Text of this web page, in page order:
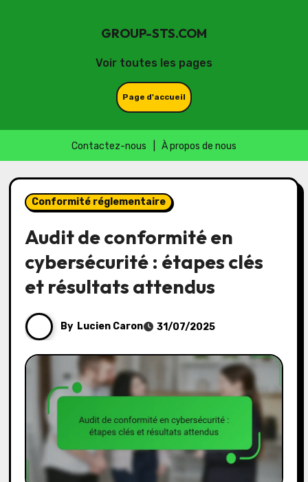
Voir toutes les pages
GROUP-STS.COM
Page d'accueil
Contactez-nous À propos de nous
to
contentConformité réglementaire
Audit de conformité en
cybersécurité : étapes clés
et résultats attendus
By Lucien Caron 31/07/2025